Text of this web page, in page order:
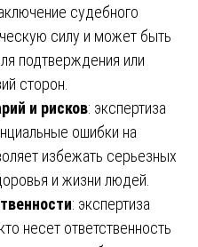
судебного
силу и может быть
подтверждения или
сторон.
и рисков: экспертиза
ошибки на
избежать серьезных
и жизни людей.
: экспертиза
несет ответственность